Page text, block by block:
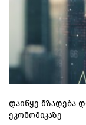
დაიწყე მზადება
ეკონომიკაზე